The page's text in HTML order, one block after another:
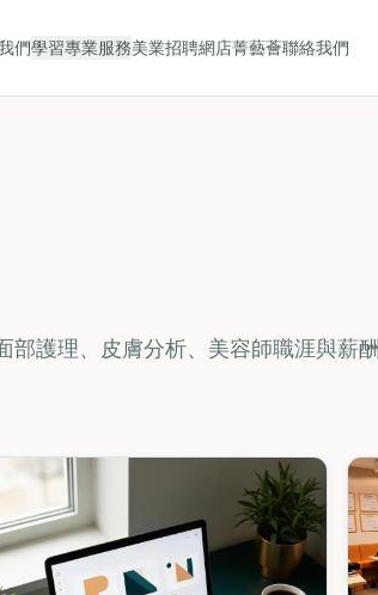
們學習專業服務美業招聘網店菁藝薈聯絡我們
護理、皮膚分析、美容師職涯與薪酬